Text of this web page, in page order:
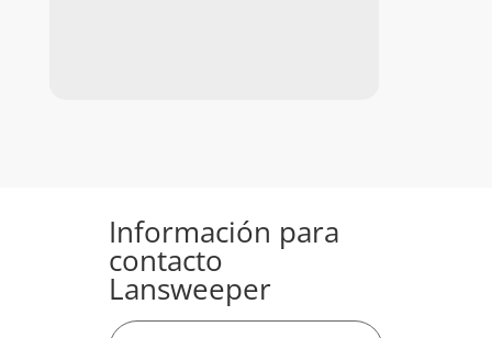
Información para
contacto
Lansweeper